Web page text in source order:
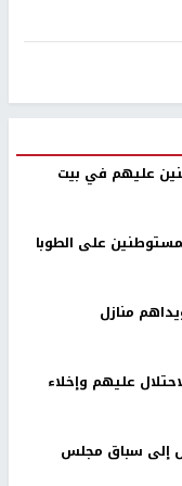
عليهم في بيت
على الطوبا
منازل
الاحتلال عليهم وإخلاء
إلى سباق مجلس